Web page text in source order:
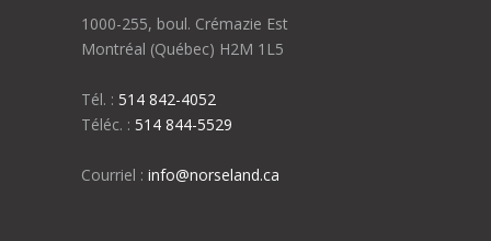
1000-255, boul. Crémazie Est
Montréal (Québec) H2M 1L5
Tél. : 514 842-4052
Téléc. : 514 844-5529
Courriel : info@norseland.ca